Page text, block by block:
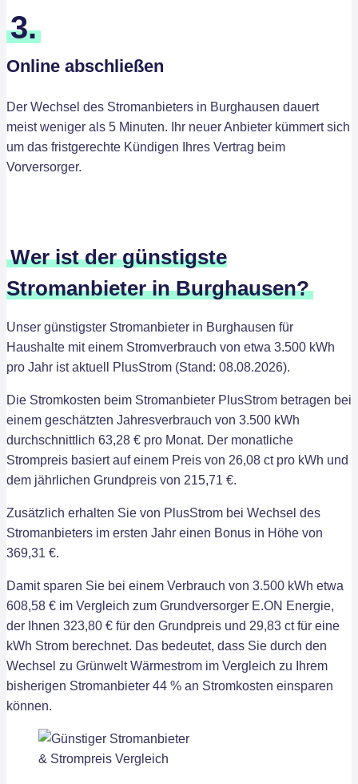
3.
Online abschließen
Der Wechsel des Stromanbieters in Burghausen dauert
meist weniger als 5 Minuten. Ihr neuer Anbieter kümmert sich
um das fristgerechte Kündigen Ihres Vertrag beim
Vorversorger.
Wer ist der günstigste
Stromanbieter in Burghausen?
Unser günstigster Stromanbieter in Burghausen für
Haushalte mit einem Stromverbrauch von etwa 3.500 kWh
pro Jahr ist aktuell PlusStrom (Stand: 08.08.2026).
Die Stromkosten beim Stromanbieter PlusStrom betragen bei
einem geschätzten Jahresverbrauch von 3.500 kWh
durchschnittlich 63,28 € pro Monat. Der monatliche
Strompreis basiert auf einem Preis von 26,08 ct pro kWh und
dem jährlichen Grundpreis von 215,71 €.
Zusätzlich erhalten Sie von PlusStrom bei Wechsel des
Stromanbieters im ersten Jahr einen Bonus in Höhe von
369,31 €.
Damit sparen Sie bei einem Verbrauch von 3.500 kWh etwa
608,58 € im Vergleich zum Grundversorger E.ON Energie,
der Ihnen 323,80 € für den Grundpreis und 29,83 ct für eine
kWh Strom berechnet. Das bedeutet, dass Sie durch den
Wechsel zu Grünwelt Wärmestrom im Vergleich zu Ihrem
bisherigen Stromanbieter 44 % an Stromkosten einsparen
können.